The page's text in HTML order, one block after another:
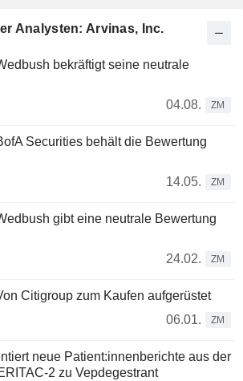
Analysten: Arvinas, Inc.
bekräftigt seine neutrale
04.08.
ZM
Securities behält die Bewertung
14.05.
ZM
gibt eine neutrale Bewertung
24.02.
ZM
Citigroup zum Kaufen aufgerüstet
06.01.
ZM
neue Patient:innenberichte aus der
2 zu Vepdegestrant